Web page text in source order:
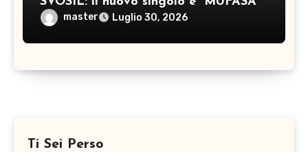
master Luglio 30, 2026
Ti Sei Perso